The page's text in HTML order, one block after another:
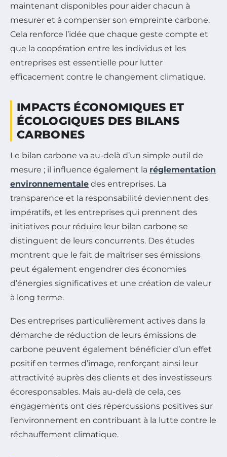
maintenant disponibles pour aider chacun à
mesurer et à compenser son empreinte carbone.
Cela renforce l’idée que chaque geste compte et
que la coopération entre les individus et les
entreprises est essentielle pour lutter
efficacement contre le changement climatique.
IMPACTS ÉCONOMIQUES ET
ÉCOLOGIQUES DES BILANS
CARBONES
Le bilan carbone va au-delà d’un simple outil de
mesure ; il influence également la réglementation
environnementale des entreprises. La
transparence et la responsabilité deviennent des
impératifs, et les entreprises qui prennent des
initiatives pour réduire leur bilan carbone se
distinguent de leurs concurrents. Des études
montrent que le fait de maîtriser ses émissions
peut également engendrer des économies
d’énergies significatives et une création de valeur
à long terme.
Des entreprises particulièrement actives dans la
démarche de réduction de leurs émissions de
carbone peuvent également bénéficier d’un effet
positif en termes d’image, renforçant ainsi leur
attractivité auprès des clients et des investisseurs
écoresponsables. Mais au-delà de cela, ces
engagements ont des répercussions positives sur
l’environnement en contribuant à la lutte contre le
réchauffement climatique.